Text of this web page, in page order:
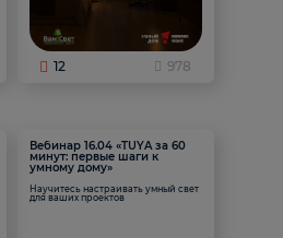
12 978
Вебинар 16.04 «TUYA за 60
минут: первые шаги к
умному дому»
Научитесь настраивать умный свет
для ваших проектов